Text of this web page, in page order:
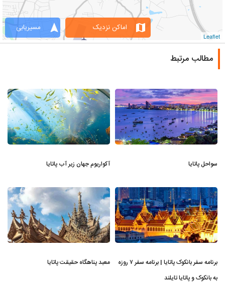
Leaflet
navigation مسیریابی map اماکن نزدیک
مطالب مرتبط
سواحل پاتایا آکواریوم جهان زیر آب پاتایا
برنامه سفر بانکوک پاتایا | برنامه سفر ۷ روزه
به بانکوک و پاتایا تایلند
معبد پناهگاه حقیقت پاتایا